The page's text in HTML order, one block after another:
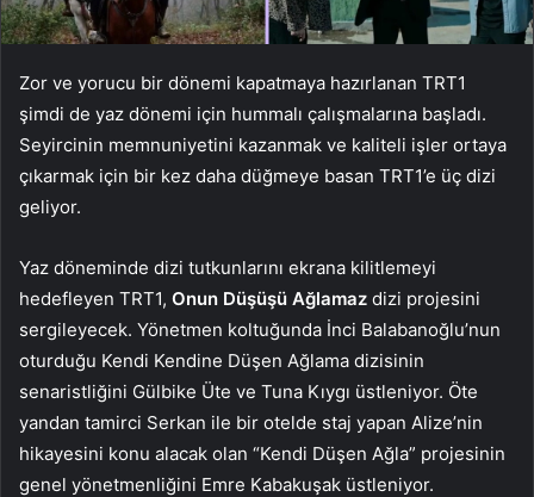
Zor ve yorucu bir dönemi kapatmaya hazırlanan TRT1
şimdi de yaz dönemi için hummalı çalışmalarına başladı.
Seyircinin memnuniyetini kazanmak ve kaliteli işler ortaya
çıkarmak için bir kez daha düğmeye basan TRT1’e üç dizi
geliyor.
Yaz döneminde dizi tutkunlarını ekrana kilitlemeyi
hedefleyen TRT1, Onun Düşüşü Ağlamaz dizi projesini
sergileyecek. Yönetmen koltuğunda İnci Balabanoğlu’nun
oturduğu Kendi Kendine Düşen Ağlama dizisinin
senaristliğini Gülbike Üte ve Tuna Kıygı üstleniyor. Öte
yandan tamirci Serkan ile bir otelde staj yapan Alize’nin
hikayesini konu alacak olan “Kendi Düşen Ağla” projesinin
genel yönetmenliğini Emre Kabakuşak üstleniyor.